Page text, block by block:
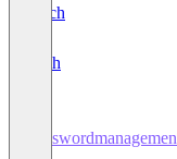
Deutsch
English